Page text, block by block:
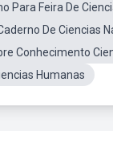
Para Feira De
De Ciencias
Conhecimento
Humanas